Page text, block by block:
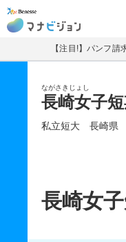
マナビジョ
【注目!】パンフ
ながさきじょし
長崎女子
私立短大 長崎県
長崎女